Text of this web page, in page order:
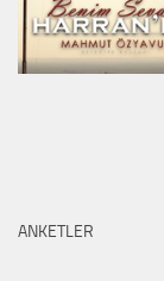
ANKETLER